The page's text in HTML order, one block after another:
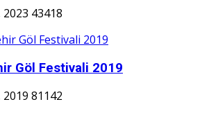
2023 43418
Göl Festivali 2019
2019 81142